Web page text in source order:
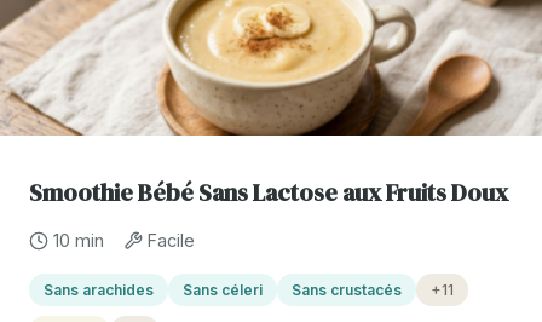
Smoothie Bébé Sans Lactose aux Fruits Doux
10 min Facile
Sans arachides Sans céleri Sans crustacés +11